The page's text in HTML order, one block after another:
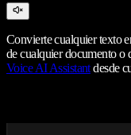
Convierte cualquier texto
de cualquier documento o
Voice AI Assistantdesde